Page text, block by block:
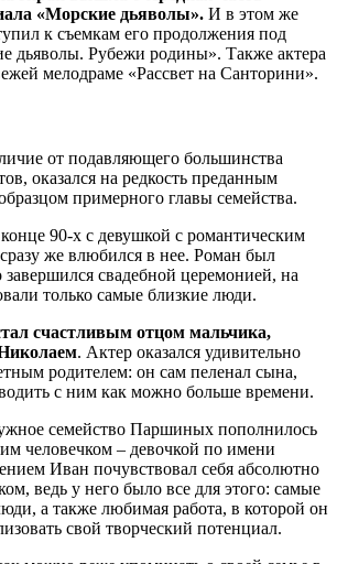
«Морские дьяволы». И в этом же
к съемкам его продолжения под
дьяволы. Рубежи родины». Также актера
мелодраме «Рассвет на Санторини».
от подавляющего большинства
оказался на редкость преданным
примерного главы семейства.
90-х с девушкой с романтическим
же влюбился в нее. Роман был
свадебной церемонией, на
только самые близкие люди.
счастливым отцом мальчика,
. Актер оказался удивительно
родителем: он сам пеленал сына,
с ним как можно больше времени.
семейство Паршиных пополнилось
человечком – девочкой по имени
Иван почувствовал себя абсолютно
ведь у него было все для этого: самые
а также любимая работа, в которой он
свой творческий потенциал.